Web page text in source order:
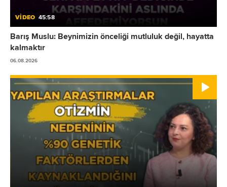
VİDEO 45:58
Barış Muslu: Beynimizin önceliği mutluluk değil, hayatta
kalmaktır
06.08.2026